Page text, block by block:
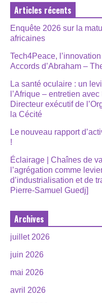
Articles récents
Enquête 2026 sur la
africaines
Tech4Peace,
Accords d’Abraham –
La santé oculaire : un
l’Afrique – entretien
Directeur exécutif de
la Cécité
Le nouveau rapport
!
Éclairage | Chaînes de
l’agrégation comme
d’industrialisation et de
Pierre-Samuel Guedj]
Archives
juillet 2026
juin 2026
mai 2026
avril 2026